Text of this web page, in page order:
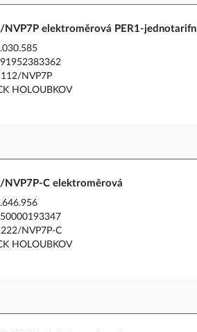
NVP7P elektroměrová PER1-
NVP7P
HOLOUBKOV
NVP7P-C elektroměrová
NVP7P-C
HOLOUBKOV